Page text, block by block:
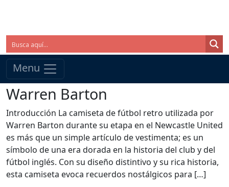
Menu
Warren Barton
Introducción La camiseta de fútbol retro utilizada por
Warren Barton durante su etapa en el Newcastle United
es más que un simple artículo de vestimenta; es un
símbolo de una era dorada en la historia del club y del
fútbol inglés. Con su diseño distintivo y su rica historia,
esta camiseta evoca recuerdos nostálgicos para […]